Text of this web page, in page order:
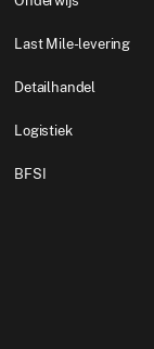
Last Mile-levering
Detailhandel
Logistiek
BFSI